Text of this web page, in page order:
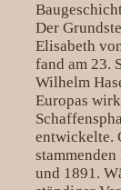
Der
Elisabeth
fand am 23.
Wilhelm
Europas
entwickelte.
und 1891.